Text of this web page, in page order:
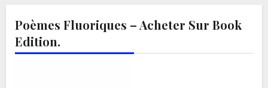
Poèmes Fluoriques – Acheter Sur Book
Edition.